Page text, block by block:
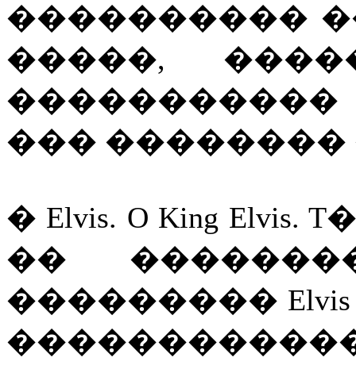
����������
�����,
��� ��������
� Elvis. O King
��
��������� Elvis
�������������